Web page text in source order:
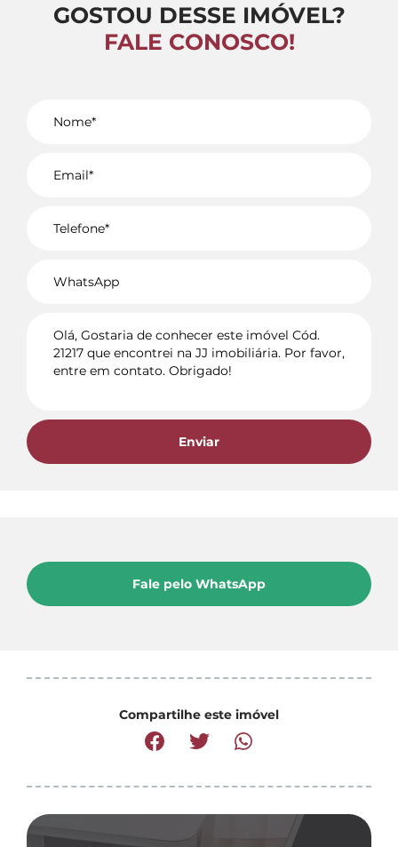
GOSTOU DESSE IMÓVEL?
FALE CONOSCO!
Enviar
Fale pelo WhatsApp
Compartilhe este imóvel